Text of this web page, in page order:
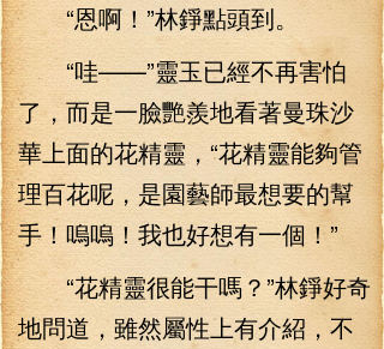
“恩啊！”林錚點頭到。
“哇——”靈玉已經不再害怕
了，而是一臉艷羨地看著曼珠沙
華上面的花精靈，“花精靈能夠管
理百花呢，是園藝師最想要的幫
手！嗚嗚！我也好想有一個！”
“花精靈很能干嗎？”林錚好奇
地問道，雖然屬性上有介紹，不